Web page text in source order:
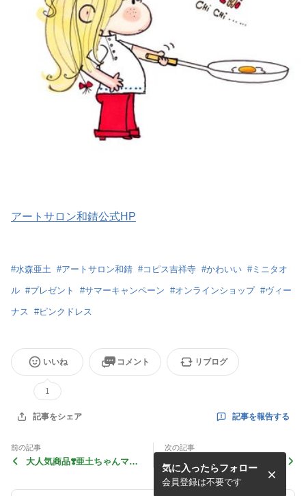
アートサロン和錆公式HP
#水森亜土 #アートサロン和錆 #コピス吉祥寺 #かわいい #ミニタオ
ル #プレゼント #サマーキャンペーン #オンラインショップ #ヴィー
ナス #ピンクドレス
いいね
1
コメント リブログ
記事をシェア 記事を報告する
前の記事
大人気商品❣️亜土ちゃんマス
次の記事
✨エコバッグ再入荷しました
✨
気に入ったらフォロー
会員登録は不要です